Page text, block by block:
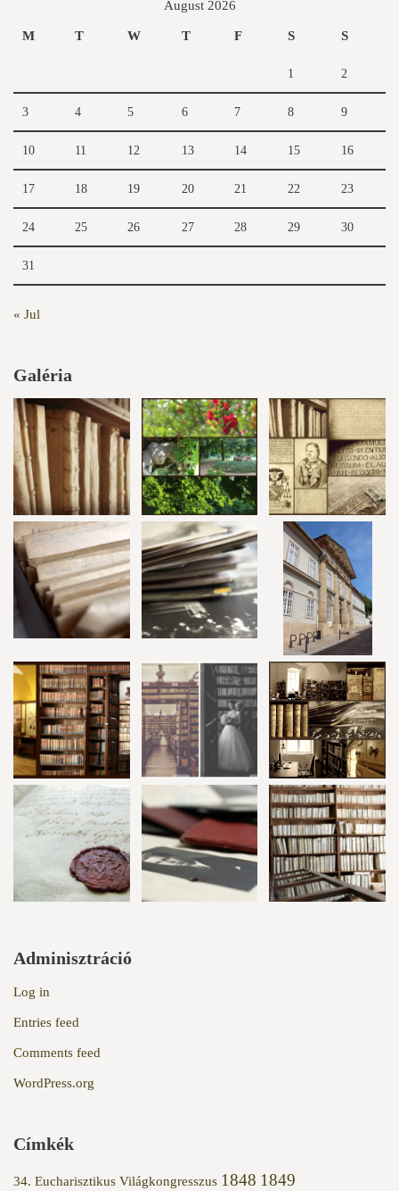
August 2026
M T W T F S S
1 2
3 4 5 6 7 8 9
10 11 12 13 14 15 16
17 18 19 20 21 22 23
24 25 26 27 28 29 30
31
« Jul
Galéria
Adminisztráció
Log in
Entries feed
Comments feed
WordPress.org
Címkék
34. Eucharisztikus Világkongresszus 1848 1849